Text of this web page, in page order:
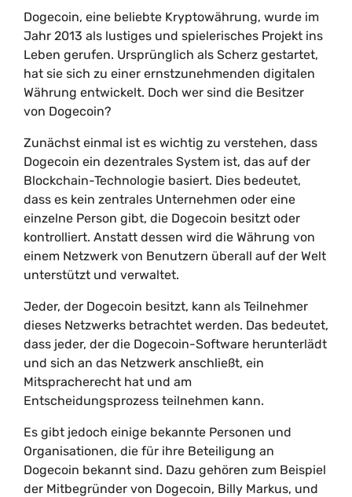
Dogecoin, eine beliebte Kryptowährung, wurde im
Jahr 2013 als lustiges und spielerisches Projekt ins
Leben gerufen. Ursprünglich als Scherz gestartet,
hat sie sich zu einer ernstzunehmenden digitalen
Währung entwickelt. Doch wer sind die Besitzer
von Dogecoin?
Zunächst einmal ist es wichtig zu verstehen, dass
Dogecoin ein dezentrales System ist, das auf der
Blockchain-Technologie basiert. Dies bedeutet,
dass es kein zentrales Unternehmen oder eine
einzelne Person gibt, die Dogecoin besitzt oder
kontrolliert. Anstatt dessen wird die Währung von
einem Netzwerk von Benutzern überall auf der Welt
unterstützt und verwaltet.
Jeder, der Dogecoin besitzt, kann als Teilnehmer
dieses Netzwerks betrachtet werden. Das bedeutet,
dass jeder, der die Dogecoin-Software herunterlädt
und sich an das Netzwerk anschließt, ein
Mitspracherecht hat und am
Entscheidungsprozess teilnehmen kann.
Es gibt jedoch einige bekannte Personen und
Organisationen, die für ihre Beteiligung an
Dogecoin bekannt sind. Dazu gehören zum Beispiel
der Mitbegründer von Dogecoin, Billy Markus, und